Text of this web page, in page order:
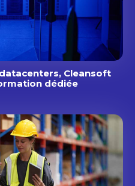
Cleansoft
dédiée